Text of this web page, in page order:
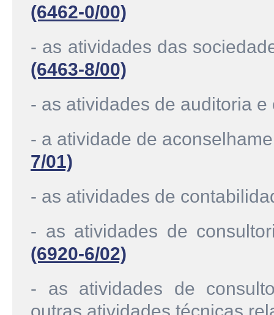
(6462-0/00)
- as atividades das
(6463-8/00)
- as atividades de auditoria
- a atividade de
7/01)
- as atividades de
- as atividades de
(6920-6/02)
- as atividades de
outras atividades técnicas